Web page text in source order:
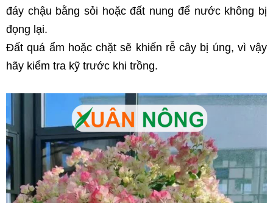
đáy chậu bằng sỏi hoặc đất nung để nước không bị
đọng lại.
Đất quá ẩm hoặc chặt sẽ khiến rễ cây bị úng, vì vậy
hãy kiểm tra kỹ trước khi trồng.